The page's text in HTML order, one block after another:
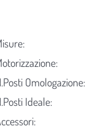
Omologazione:
Ideale: